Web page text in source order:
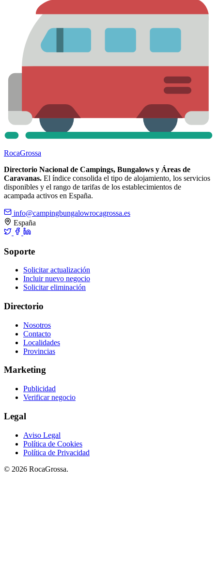
RocaGrossa
Directorio Nacional de Campings, Bungalows y Áreas de
Caravanas. El índice consolida el tipo de alojamiento, los servicios
disponibles y el rango de tarifas de los establecimientos de
acampada activos en España.
info@campingbungalowrocagrossa.es
España
Soporte
Solicitar actualización
Incluir nuevo negocio
Solicitar eliminación
Directorio
Nosotros
Contacto
Localidades
Provincias
Marketing
Publicidad
Verificar negocio
Legal
Aviso Legal
Política de Cookies
Política de Privacidad
© 2026 RocaGrossa.